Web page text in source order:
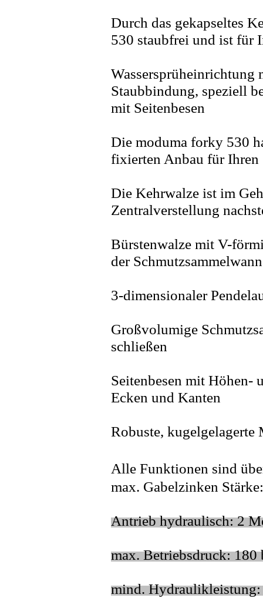
Durch das gekapseltes
530 staubfrei und ist für
Wassersprüheinrichtung
Staubbindung, speziell
mit Seitenbesen
Die moduma forky 530
fixierten Anbau für Ihren
Die Kehrwalze ist im
Zentralverstellung
Bürstenwalze mit V-
der
3-dimensionaler
Großvolumige
schließen
Seitenbesen mit Höhen-
Ecken und Kanten
Robuste, kugelgelagerte
Alle Funktionen sind
max. Gabelzinken
Antrieb hydraulisch: 2
max. Betriebsdruck: 180
mind.